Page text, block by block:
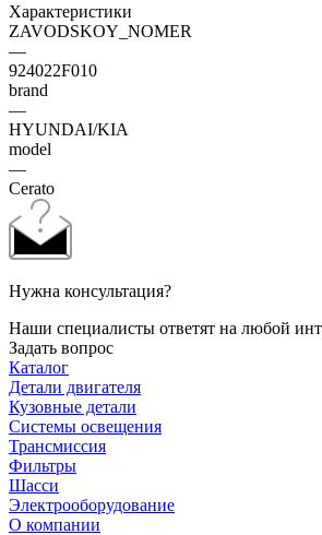
Характеристики
ZAVODSKOY_NOMER
—
924022F010
brand
—
HYUNDAI/KIA
model
—
Cerato
Нужна консультация?
Наши специалисты ответят на любой
Задать вопрос
Каталог
Детали двигателя
Кузовные детали
Системы освещения
Трансмиссия
Фильтры
Шасси
Электрооборудование
О компании